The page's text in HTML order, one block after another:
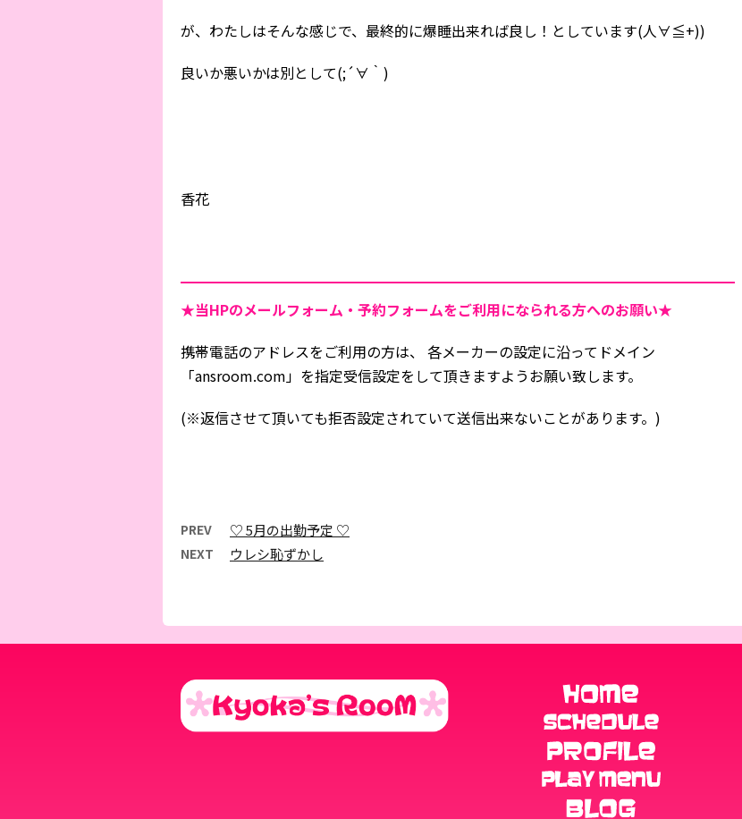
が、わたしはそんな感じで、最終的に爆睡出来れば良し！としています(人∀≦+))
良いか悪いかは別として(;´∀｀)
香花
★当HPのメールフォーム・予約フォームをご利用になられる方へのお願い★
携帯電話のアドレスをご利用の方は、 各メーカーの設定に沿ってドメイン
「ansroom.com」を指定受信設定をして頂きますようお願い致します。
(※返信させて頂いても拒否設定されていて送信出来ないことがあります。)
PREV ♡ 5月の出勤予定 ♡
NEXT ウレシ恥ずかし